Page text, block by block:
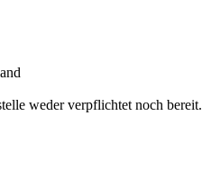
weder verpflichtet noch bereit.